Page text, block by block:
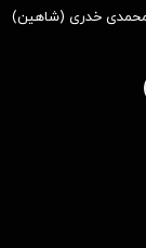
محمدی خدری (شاهین)